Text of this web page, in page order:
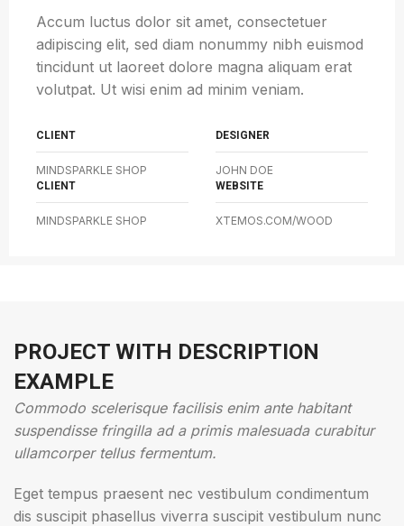
Accum luctus dolor sit amet, consectetuer
adipiscing elit, sed diam nonummy nibh euismod
tincidunt ut laoreet dolore magna aliquam erat
volutpat. Ut wisi enim ad minim veniam.
CLIENT
MINDSPARKLE SHOP
DESIGNER
JOHN DOE
CLIENT
MINDSPARKLE SHOP
WEBSITE
XTEMOS.COM/WOOD
PROJECT WITH DESCRIPTION
EXAMPLE
Commodo scelerisque facilisis enim ante habitant
suspendisse fringilla ad a primis malesuada curabitur
ullamcorper tellus fermentum.
Eget tempus praesent nec vestibulum condimentum
dis suscipit phasellus viverra suscipit vestibulum nunc